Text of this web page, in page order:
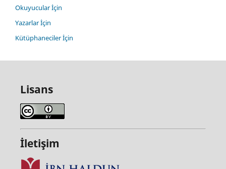
Okuyucular İçin
Yazarlar İçin
Kütüphaneciler İçin
Lisans
İletişim